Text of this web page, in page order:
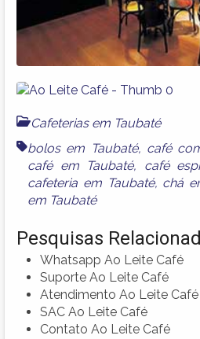
Cafeterias em Taubaté
bolos em Taubaté, café
café em Taubaté, café
cafeteria em Taubaté, chá
em Taubaté
Pesquisas
Whatsapp Ao Leite Café
Suporte Ao Leite Café
Atendimento Ao Leite Café
SAC Ao Leite Café
Contato Ao Leite Café